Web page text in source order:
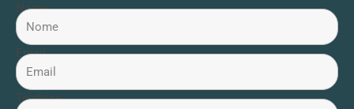
Nome
Email
Telefone